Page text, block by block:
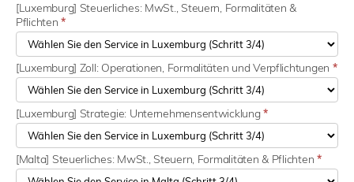
[Luxemburg] Steuerliches: MwSt., Steuern, Formalitäten &
Pflichten*
[Luxemburg] Zoll: Operationen, Formalitäten und Verpflichtungen *
[Luxemburg] Strategie: Unternehmensentwicklung*
[Malta] Steuerliches: MwSt., Steuern, Formalitäten & Pflichten *